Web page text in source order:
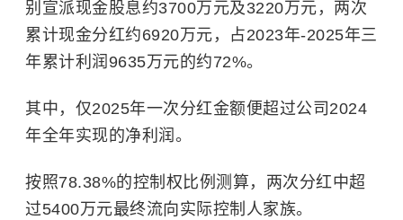
别宣派现金股息约3700万元及3220万元，两次
累计现金分红约6920万元，占2023年-2025年三
年累计利润9635万元的约72%。
其中，仅2025年一次分红金额便超过公司2024
年全年实现的净利润。
按照78.38%的控制权比例测算，两次分红中超
过5400万元最终流向实际控制人家族。